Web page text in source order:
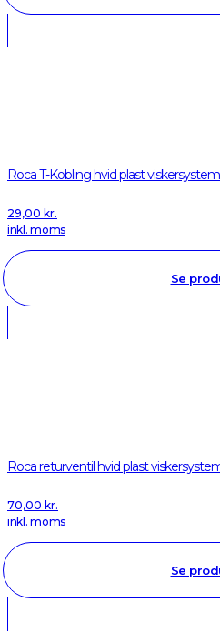
Roca T-Kobling hvid plast viskersystem
29,00 kr.
inkl. moms
Se
Roca returventil hvid plast
70,00 kr.
inkl. moms
Se